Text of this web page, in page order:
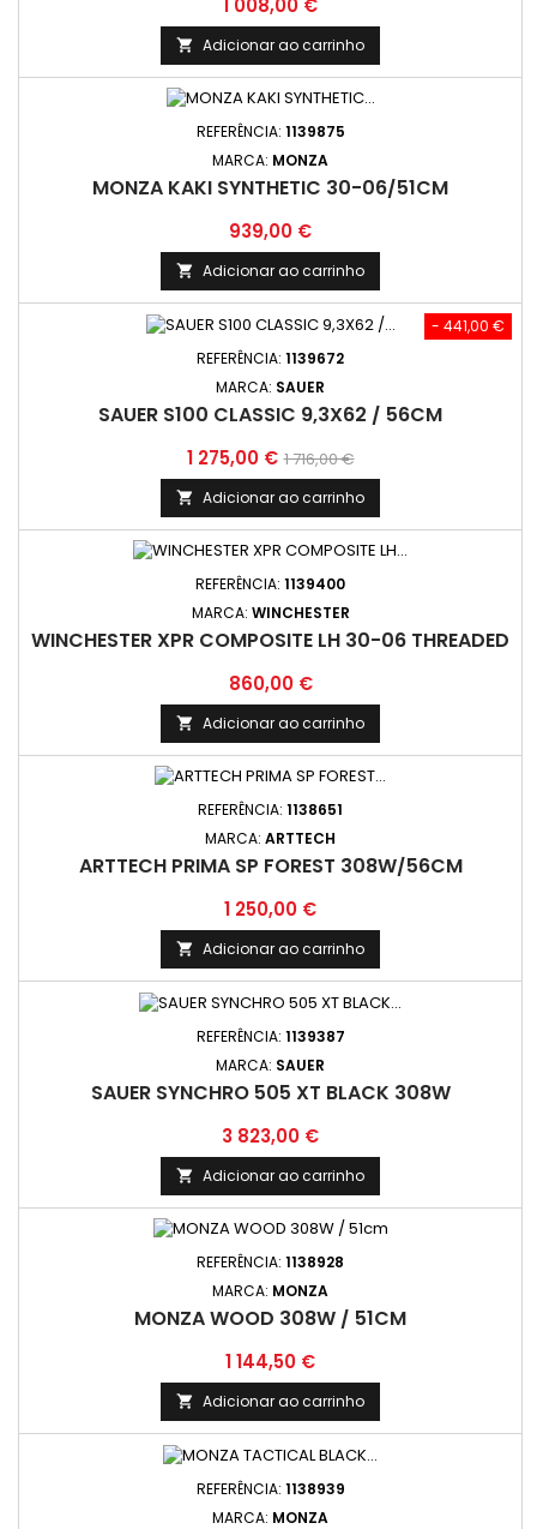
1 008,00 €
 Adicionar ao carrinho
REFERÊNCIA: 1139875
MARCA: MONZA
MONZA KAKI SYNTHETIC 30-06/51CM
Preço
939,00 €
 Adicionar ao carrinho
- 441,00 €
REFERÊNCIA: 1139672
MARCA: SAUER
SAUER S100 CLASSIC 9,3X62 / 56CM
Preço
1 275,00 € Preço
normal
1 716,00 €
 Adicionar ao carrinho
REFERÊNCIA: 1139400
MARCA: WINCHESTER
WINCHESTER XPR COMPOSITE LH 30-06 THREADED
Preço
860,00 €
 Adicionar ao carrinho
REFERÊNCIA: 1138651
MARCA: ARTTECH
ARTTECH PRIMA SP FOREST 308W/56CM
Preço
1 250,00 €
 Adicionar ao carrinho
REFERÊNCIA: 1139387
MARCA: SAUER
SAUER SYNCHRO 505 XT BLACK 308W
Preço
3 823,00 €
 Adicionar ao carrinho
REFERÊNCIA: 1138928
MARCA: MONZA
MONZA WOOD 308W / 51CM
Preço
1 144,50 €
 Adicionar ao carrinho
REFERÊNCIA: 1138939
MARCA: MONZA